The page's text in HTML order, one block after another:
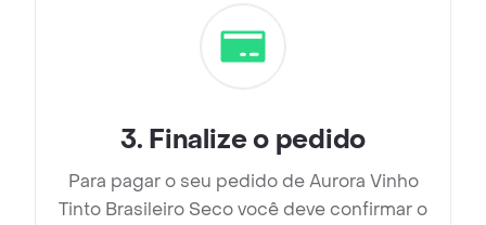
3. Finalize o pedido
Para pagar o seu pedido de Aurora Vinho
Tinto Brasileiro Seco você deve confirmar o